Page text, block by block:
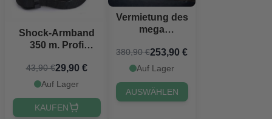
Shock-Armband
350 m. Profi
wiederaufladbarem
Akku & Ladegerät
43,90 €29,90 €
Auf Lager
KAUFEN
Vermietung des
mega
Deluxe 280x75
cm
380,90 €253,90 €
Auf Lager
AUSWÄHLEN